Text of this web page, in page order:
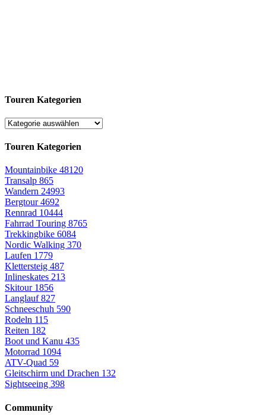
Touren Kategorien
Touren Kategorien
Mountainbike 48120
Transalp 865
Wandern 24993
Bergtour4692
Rennrad 10444
Fahrrad Touring 8765
Trekkingbike 6084
Nordic Walking 370
Laufen 1779
Klettersteig 487
Inlineskates 213
Skitour 1856
Langlauf827
Schneeschuh 590
Rodeln 115
Reiten 182
Boot und Kanu 435
Motorrad 1094
ATV-Quad 59
Gleitschirm und Drachen 132
Sightseeing 398
Community